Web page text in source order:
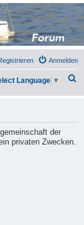
Anmelden
h
Language ▼
der
privaten Zwecken.